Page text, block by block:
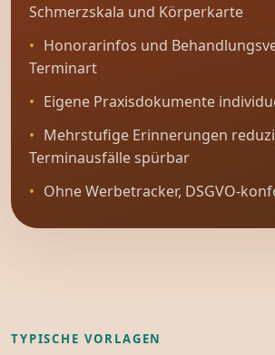
Schmerzskala und Körperkarte
Honorarinfos und
Terminart
Eigene Praxisdokumente
Mehrstufige Erinnerungen
Terminausfälle spürbar
Ohne Werbetracker, DSGVO-
TYPISCHE VORLAGEN